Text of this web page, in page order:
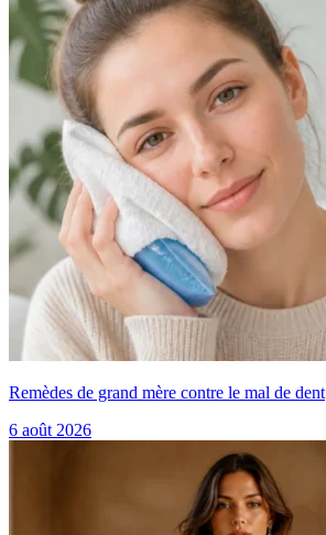
Remèdes de grand mère contre le mal de dent
6 août 2026